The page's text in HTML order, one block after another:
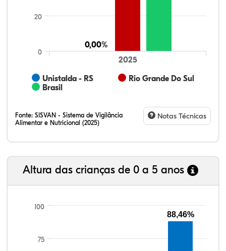
0,00%
0,00%
Unistalda - RS
Rio Grande Do Sul
Brasil
2025
0
20
Fonte: SISVAN - Sistema de Vigilância
Alimentar e Nutricional (2025)
Notas Técnicas
Altura das crianças de 0 a 5 anos
75
100
88,46%